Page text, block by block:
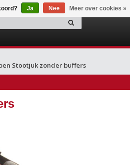
Stootjuk zonder buffers
Ja Nee Meer over cookies »